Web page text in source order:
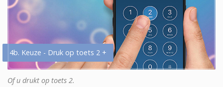
4b. Keuze - Druk op toets 2 +
Of u drukt op toets 2.